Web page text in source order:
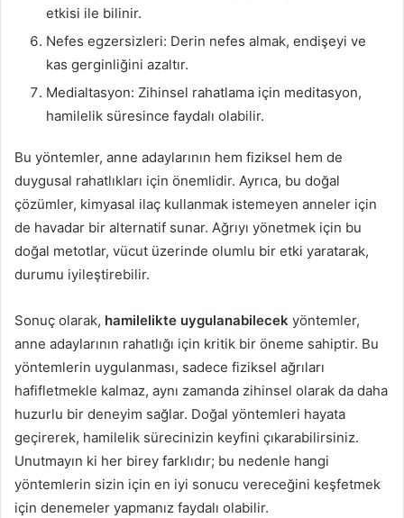
etkisi ile bilinir.
Nefes egzersizleri: Derin nefes almak, endişeyi ve
kas gerginliğini azaltır.
Medialtasyon: Zihinsel rahatlama için meditasyon,
hamilelik süresince faydalı olabilir.
Bu yöntemler, anne adaylarının hem fiziksel hem de
duygusal rahatlıkları için önemlidir. Ayrıca, bu doğal
çözümler, kimyasal ilaç kullanmak istemeyen anneler için
de havadar bir alternatif sunar. Ağrıyı yönetmek için bu
doğal metotlar, vücut üzerinde olumlu bir etki yaratarak,
durumu iyileştirebilir.
Sonuç olarak, hamilelikte uygulanabilecek yöntemler,
anne adaylarının rahatlığı için kritik bir öneme sahiptir. Bu
yöntemlerin uygulanması, sadece fiziksel ağrıları
hafifletmekle kalmaz, aynı zamanda zihinsel olarak da daha
huzurlu bir deneyim sağlar. Doğal yöntemleri hayata
geçirerek, hamilelik sürecinizin keyfini çıkarabilirsiniz.
Unutmayın ki her birey farklıdır; bu nedenle hangi
yöntemlerin sizin için en iyi sonucu vereceğini keşfetmek
için denemeler yapmanız faydalı olabilir.